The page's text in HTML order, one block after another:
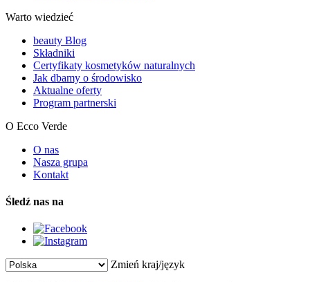
Warto wiedzieć
beauty Blog
Składniki
Certyfikaty kosmetyków naturalnych
Jak dbamy o środowisko
Aktualne oferty
Program partnerski
O Ecco Verde
O nas
Nasza grupa
Kontakt
Śledź nas na
Zmień kraj/język